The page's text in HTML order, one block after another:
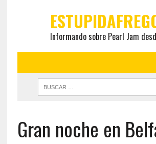
Informando sobre Pearl Jam
Gran noche en